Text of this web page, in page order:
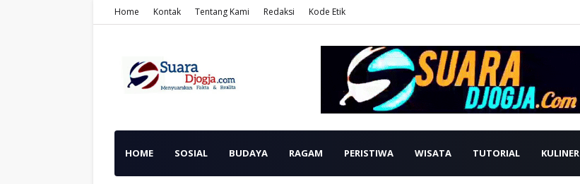
Home Kontak Tentang Kami Redaksi Kode Etik
HOME SOSIAL BUDAYA RAGAM PERISTIWA WISATA TUTORIAL KULINER